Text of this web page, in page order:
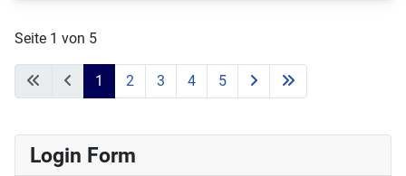
Seite 1 von 5
1 2 3 4 5
Login Form